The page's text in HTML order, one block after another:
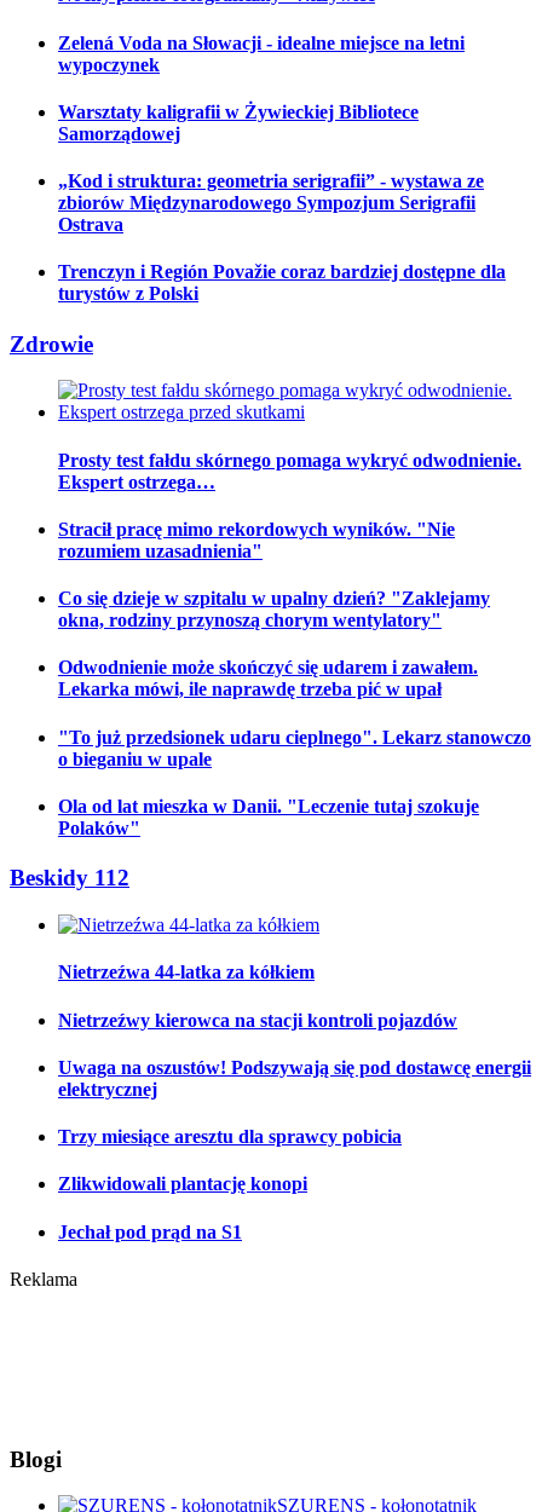
Zelená Voda na Słowacji - idealne miejsce na letni
wypoczynek
Warsztaty kaligrafii w Żywieckiej Bibliotece
Samorządowej
„Kod i struktura: geometria serigrafii” - wystawa ze
zbiorów Międzynarodowego Sympozjum Serigrafii
Ostrava
Trenczyn i Región Považie coraz bardziej dostępne dla
turystów z Polski
Zdrowie
Prosty test fałdu skórnego pomaga wykryć odwodnienie.
Ekspert ostrzega…
Stracił pracę mimo rekordowych wyników. "Nie
rozumiem uzasadnienia"
Co się dzieje w szpitalu w upalny dzień? "Zaklejamy
okna, rodziny przynoszą chorym wentylatory"
Odwodnienie może skończyć się udarem i zawałem.
Lekarka mówi, ile naprawdę trzeba pić w upał
"To już przedsionek udaru cieplnego". Lekarz stanowczo
o bieganiu w upale
Ola od lat mieszka w Danii. "Leczenie tutaj szokuje
Polaków"
Beskidy 112
Nietrzeźwa 44-latka za kółkiem
Nietrzeźwy kierowca na stacji kontroli pojazdów
Uwaga na oszustów! Podszywają się pod dostawcę energii
elektrycznej
Trzy miesiące aresztu dla sprawcy pobicia
Zlikwidowali plantację konopi
Jechał pod prąd na S1
Reklama
Blogi
SZURENS - kołonotatnik